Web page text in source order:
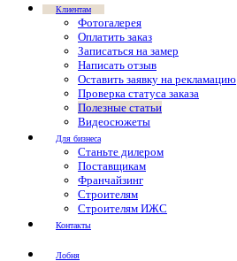
Клиентам
Фотогалерея
Оплатить заказ
Записаться на замер
Написать отзыв
Оставить заявку на рекламацию
Проверка статуса заказа
Полезные статьи
Видеосюжеты
Для бизнеса
Станьте дилером
Поставщикам
Франчайзинг
Строителям
Строителям ИЖС
Контакты
Лобня